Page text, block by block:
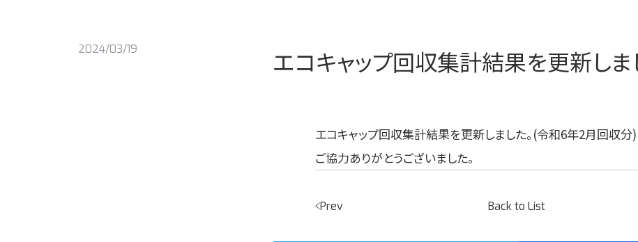
2024/03/19 エコキャップ回収集計結果を更新しま
エコキャップ回収集計結果を更新しました。(令和6年2月回収分)
ご協力ありがとうございました。
Prev Back to List